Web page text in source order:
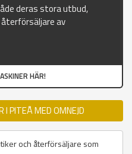
deras stora utbud,
av
HÄR!
I PITEÅ MED OMNEJD
och återförsäljare som